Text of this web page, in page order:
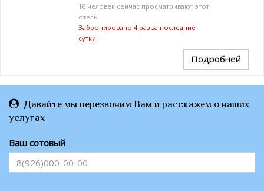
16 человек сейчас просматривают этот
отель
Забронировано 4 раз за последние
сутки
Подробней
Давайте мы перезвоним Вам и расскажем о наших
услугах
Ваш сотовый